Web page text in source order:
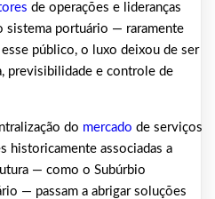
de operações e lideranças
sistema portuário — raramente
público, o luxo deixou de ser
previsibilidade e controle de
do mercado de serviços
historicamente associadas a
— como o Subúrbio
— passam a abrigar soluções